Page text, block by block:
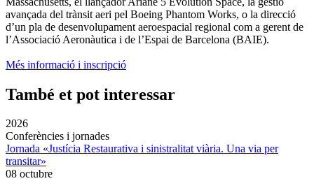
avançada del trànsit aeri pel Boeing Phantom Works, o la direcció
d’un pla de desenvolupament aeroespacial regional com a gerent de
l’Associació Aeronàutica i de l’Espai de Barcelona (BAIE).
Més informació i inscripció
També et pot interessar
2026
Conferències i jornades
Jornada «Justícia Restaurativa i sinistralitat viària. Una via per
transitar»
08 octubre